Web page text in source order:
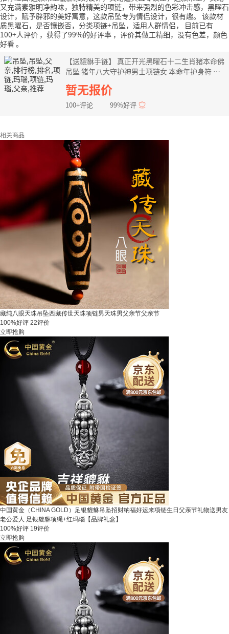
又充满素雅明净韵味，独特精美的项链，带来强烈的色彩冲击感，黑曜石
设计，赋予辟邪的美好寓意，这款吊坠专为情侣设计，很有趣。 该款材
质黑曜石，是否镶嵌否，分类项链+吊坠，适用人群情侣，
目前已有
100+人评价 ，获得了99%的好评率 ，评价其做工精细，没有色差，颜色
好看。
【送貔貅手链】 真正开光黑曜石十二生肖猪本命佛
吊坠 猪年八大守护神男士项链女 本命年护身符 冰
种属猴-大日如来
暂无报价
100+评论 99%好评
相关商品
藏纯八眼天珠吊坠西藏传世天珠项链男天珠男父亲节父亲节
100%好评 22评价
立即抢购
中国黄金（CHINA GOLD）足银貔貅吊坠招财纳福好运来项链生日父亲节礼物送男友
老公爱人 足银貔貅项绳+红玛瑙【品牌礼盒】
100%好评 19评价
立即抢购